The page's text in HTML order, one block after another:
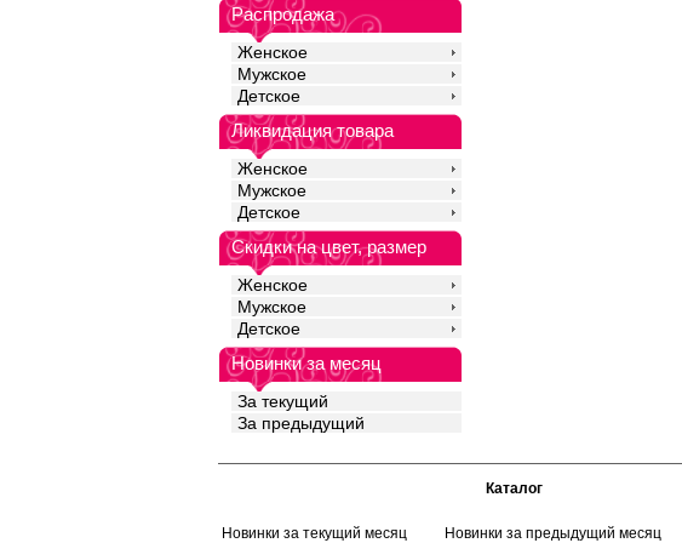
Распродажа
Женское
Мужское
Детское
Ликвидация товара
Женское
Мужское
Детское
Скидки на цвет, размер
Женское
Мужское
Детское
Новинки за месяц
За текущий
За предыдущий
опускается ниже линии бедра, не
комфорт в течении всего дня. Подходят как
для ежедневного ношения, так и для
занятий спортом. Рекомендуется
Лайкра 5%
Хлопок 95%
Каталог
Новинки за текущий месяц Новинки за предыдущий месяц